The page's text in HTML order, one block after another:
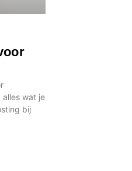
wat je
bij